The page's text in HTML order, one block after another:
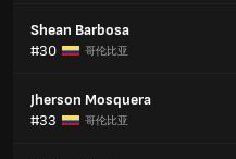
Shean Barbosa
#30
哥伦比亚
Jherson Mosquera
#33
哥伦比亚